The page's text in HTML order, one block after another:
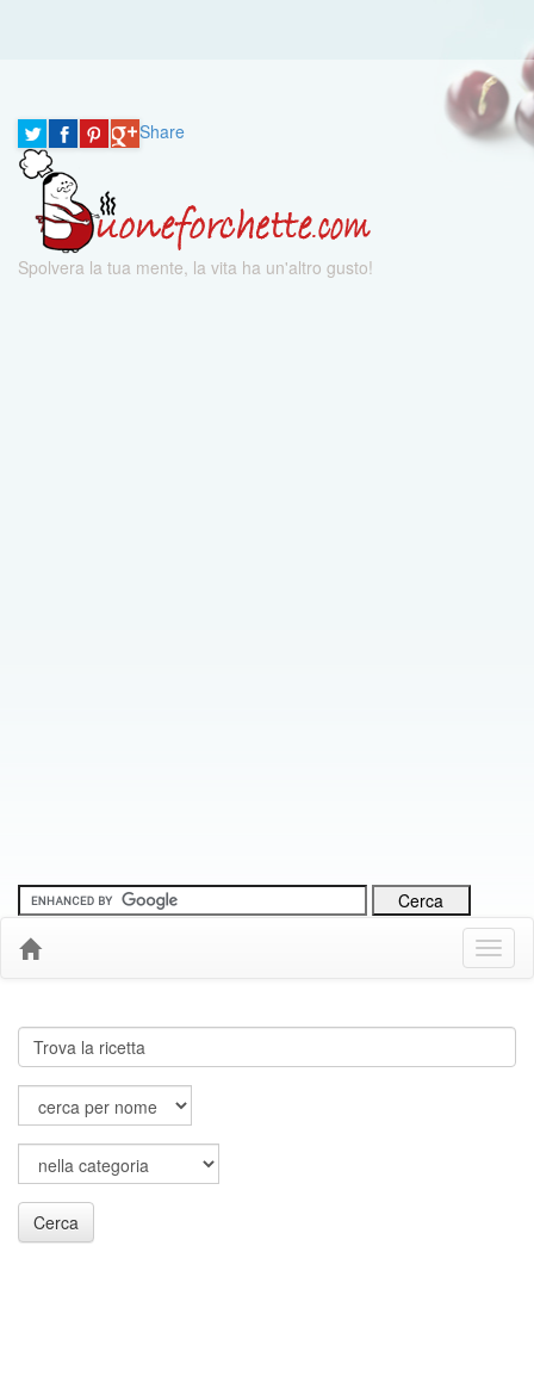
Share
Spolvera la tua mente, la vita ha un'altro gusto!
Menu
Down
Cerca
Cerca